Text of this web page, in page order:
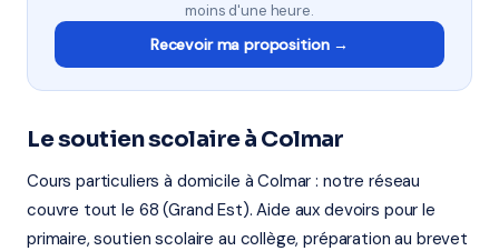
moins d'une heure.
Recevoir ma proposition →
Le soutien scolaire à Colmar
Cours particuliers à domicile à Colmar : notre réseau
couvre tout le 68 (Grand Est). Aide aux devoirs pour le
primaire, soutien scolaire au collège, préparation au brevet